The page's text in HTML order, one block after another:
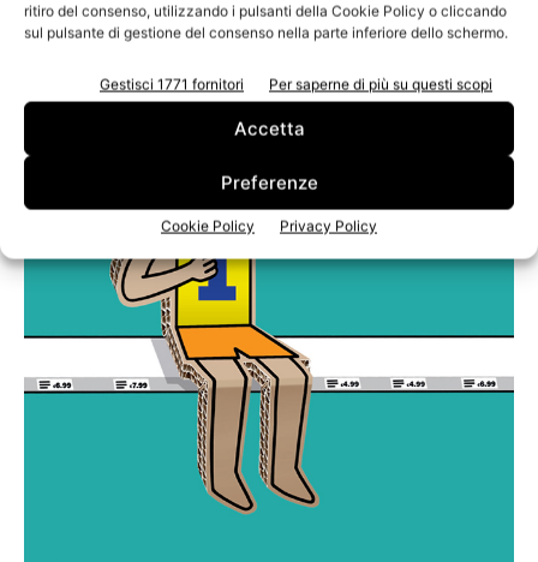
ritiro del consenso, utilizzando i pulsanti della Cookie Policy o cliccando
sul pulsante di gestione del consenso nella parte inferiore dello schermo.
Gestisci 1771 fornitori Per saperne di più su questi scopi
Accetta
Preferenze
Cookie Policy Privacy Policy